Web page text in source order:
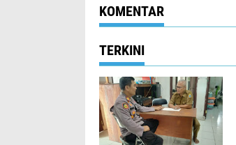
Makanan
KOMENTAR
TERKINI